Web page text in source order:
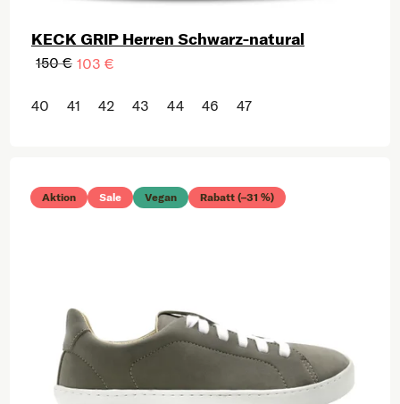
KECK GRIP Herren Schwarz-natural
150 € 103 €
40 41 42 43 44 46 47
Aktion Sale Vegan Rabatt (–31 %)